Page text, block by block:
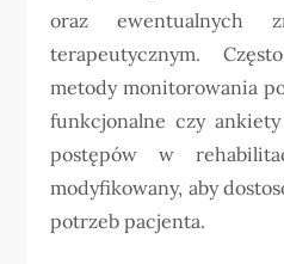
oraz ewentualnych
terapeutycznym.
metody monitorowania
funkcjonalne czy
postępów w
modyfikowany, aby
potrzeb pacjenta.